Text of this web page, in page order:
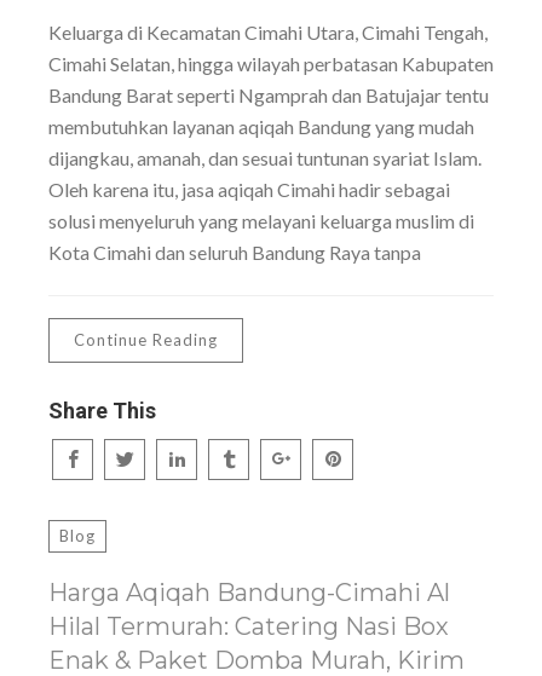
Keluarga di Kecamatan Cimahi Utara, Cimahi Tengah,
Cimahi Selatan, hingga wilayah perbatasan Kabupaten
Bandung Barat seperti Ngamprah dan Batujajar tentu
membutuhkan layanan aqiqah Bandung yang mudah
dijangkau, amanah, dan sesuai tuntunan syariat Islam.
Oleh karena itu, jasa aqiqah Cimahi hadir sebagai
solusi menyeluruh yang melayani keluarga muslim di
Kota Cimahi dan seluruh Bandung Raya tanpa
Continue Reading
Share This
Blog
Harga Aqiqah Bandung-Cimahi Al
Hilal Termurah: Catering Nasi Box
Enak & Paket Domba Murah, Kirim